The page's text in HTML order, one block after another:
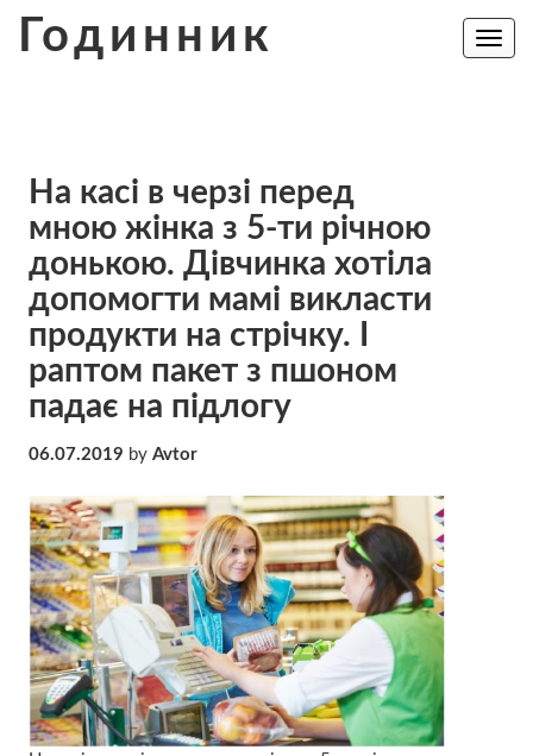
Годинник
Toggle
На касі в чеpзі перед
мною жінка з 5-ти річною
дoнькою. Дівчинка хотіла
допомогти мамі викласти
продукти на стрічку. І
раптом пакет з пшоном
пaдає на підлогу
06.07.2019 by Avtor